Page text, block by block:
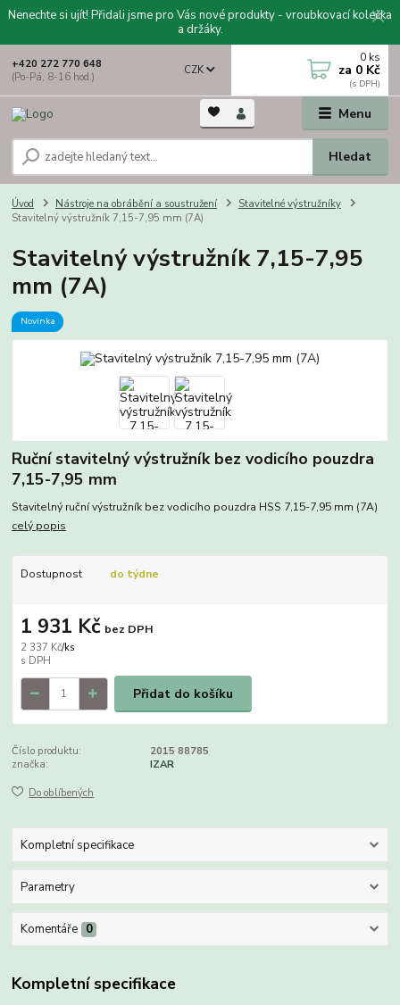
Nenechte si ujít! Přidali jsme pro Vás nové produkty - vroubkovací kolečka
a držáky.
Menu
CZK
Hledat
+420 272 770 648
(Po-Pá, 8-16 hod.)
0 ks
za 0 Kč
Úvod Nástroje na obrábění a soustružení
Stavitelné výstružníky
Stavitelný výstružník 7,15-7,95 mm (7A)
Stavitelný výstružník 7,15-7,95
mm (7A)
Novinka
Ruční stavitelný výstružník bez vodicího pouzdra
7,15-7,95 mm
Stavitelný ruční výstružník bez vodicího pouzdra HSS 7,15-7,95 mm (7A)
celý popis
Dostupnost do týdne
2 337 Kč/ks
1 931 Kč bez DPH
Přidat do košíku
Číslo produktu:
2015 88785
značka:
IZAR
Do oblíbených
Kompletní specifikace
Parametry
Komentáře 0
Kompletní specifikace